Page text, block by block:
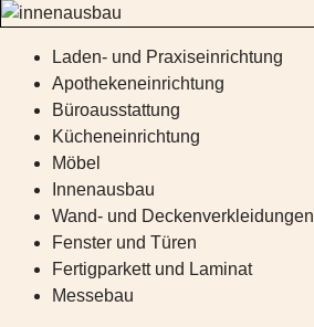
Laden- und Praxiseinrichtung
Apothekeneinrichtung
Büroausstattung
Kücheneinrichtung
Möbel
Innenausbau
Wand- und Deckenverkleidungen
Fenster und Türen
Fertigparkett und Laminat
Messebau